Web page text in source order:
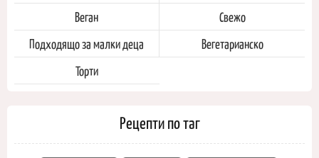
Веган
Свежо
Подходящо за малки деца
Вегетарианско
Торти
Рецепти по таг